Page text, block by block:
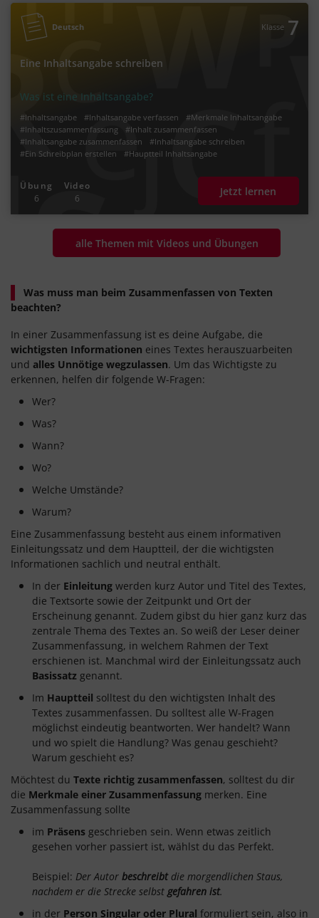
Deutsch Klasse 7
Eine Inhaltsangabe schreiben
Was ist eine Inhaltsangabe?
#Inhaltsangabe #Inhaltsangabe verfassen
#Merkmale Inhaltsangabe
#Inhaltszusammenfassung
#Inhalt zusammenfassen
#Inhaltsangabe zusammenfassen
#Inhaltsangabe schreiben
#Ein Schreibplan erstellen
#Hauptteil Inhaltsangabe
Übung
6
Video
6
Jetzt lernen
alle Themen mit Videos und Übungen
Was muss man beim Zusammenfassen von Texten
beachten?
In einer Zusammenfassung ist es deine Aufgabe, die
wichtigsten Informationen eines Textes herauszuarbeiten
und alles Unnötige wegzulassen. Um das Wichtigste zu
erkennen, helfen dir folgende W-Fragen:
Wer?
Was?
Wann?
Wo?
Welche Umstände?
Warum?
Eine Zusammenfassung besteht aus einem informativen
Einleitungssatz und dem Hauptteil, der die wichtigsten
Informationen sachlich und neutral enthält.
In der Einleitung werden kurz Autor und Titel des Textes,
die Textsorte sowie der Zeitpunkt und Ort der
Erscheinung genannt. Zudem gibst du hier ganz kurz das
zentrale Thema des Textes an. So weiß der Leser deiner
Zusammenfassung, in welchem Rahmen der Text
erschienen ist. Manchmal wird der Einleitungssatz auch
Basissatz genannt.
Im Hauptteil solltest du den wichtigsten Inhalt des
Textes zusammenfassen. Du solltest alle W-Fragen
möglichst eindeutig beantworten. Wer handelt? Wann
und wo spielt die Handlung? Was genau geschieht?
Warum geschieht es?
Möchtest du Texte richtig zusammenfassen, solltest du dir
die Merkmale einer Zusammenfassung merken. Eine
Zusammenfassung sollte
im Präsens geschrieben sein. Wenn etwas zeitlich
gesehen vorher passiert ist, wählst du das Perfekt.
Beispiel: Der Autor beschreibtdie morgendlichen Staus,
nachdem er die Strecke selbst gefahren ist.
in der Person Singular oder Plural formuliert sein, also in